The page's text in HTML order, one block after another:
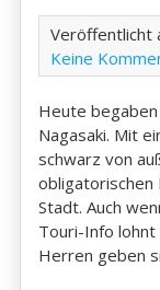
Veröffentlicht
Keine
Heute
Nagasaki. Mit
schwarz von
obligatorischen
Stadt. Auch
Touri-Info lohnt
Herren geben